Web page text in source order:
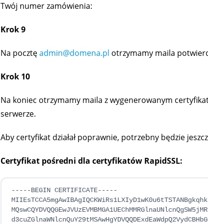
Twój numer zamówienia:
Krok 9
Na pocztęadmin@domena.pl otrzymamy maila
Krok 10
Na koniec otrzymamy maila z wygenerowanym
serwerze.
Aby certyfikat działał poprawnie, potrzebny będzie
Certyfikat pośredni dla certyfikatów RapidSSL:
-----BEGIN CERTIFICATE-----